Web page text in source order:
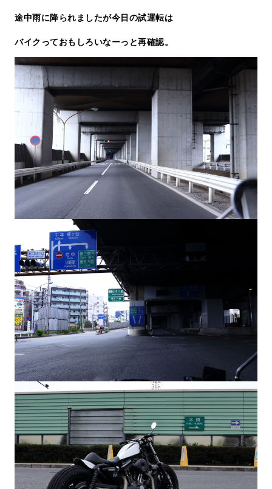
途中雨に降られましたが今日の試運転は
バイクっておもしろいなーっと再確認。